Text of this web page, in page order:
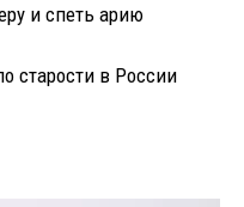
и спеть арию
старости в России